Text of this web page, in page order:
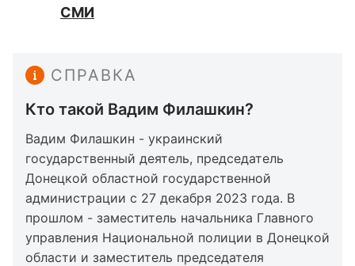
СМИ
СПРАВКА
Кто такой Вадим Филашкин?
Вадим Филашкин - украинский
государственный деятель, председатель
Донецкой областной государственной
администрации с 27 декабря 2023 года. В
прошлом - заместитель начальника Главного
управления Национальной полиции в Донецкой
области и заместитель председателя